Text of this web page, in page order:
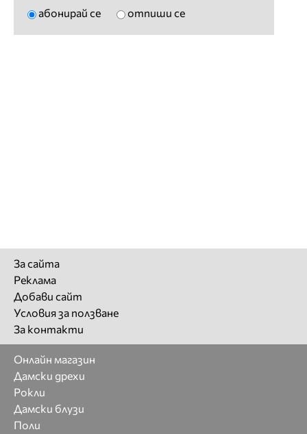
абонирай се отпиши се
За сайта
Реклама
Добави сайт
Условия за ползване
За контакти
Онлайн магазин
Дамски дрехи
Рокли
Дамски блузи
Поли